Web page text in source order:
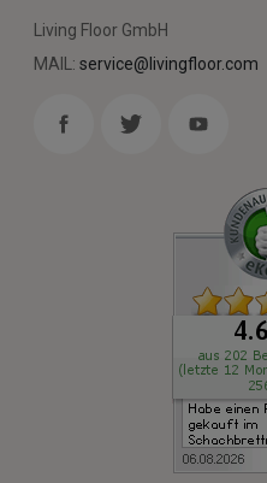
Living Floor GmbH
MAIL: service@livingfloor.com